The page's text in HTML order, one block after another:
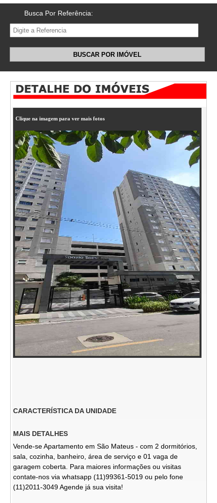
Busca Por Referência:
BUSCAR POR IMÓVEL
Clique na imagem para ver mais fotos
CARACTERÍSTICA DA UNIDADE
MAIS DETALHES
Vende-se Apartamento em São Mateus - com 2 dormitórios,
sala, cozinha, banheiro, área de serviço e 01 vaga de
garagem coberta. Para maiores informações ou visitas
contate-nos via whatsapp (11)99361-5019 ou pelo fone
(11)2011-3049 Agende já sua visita!